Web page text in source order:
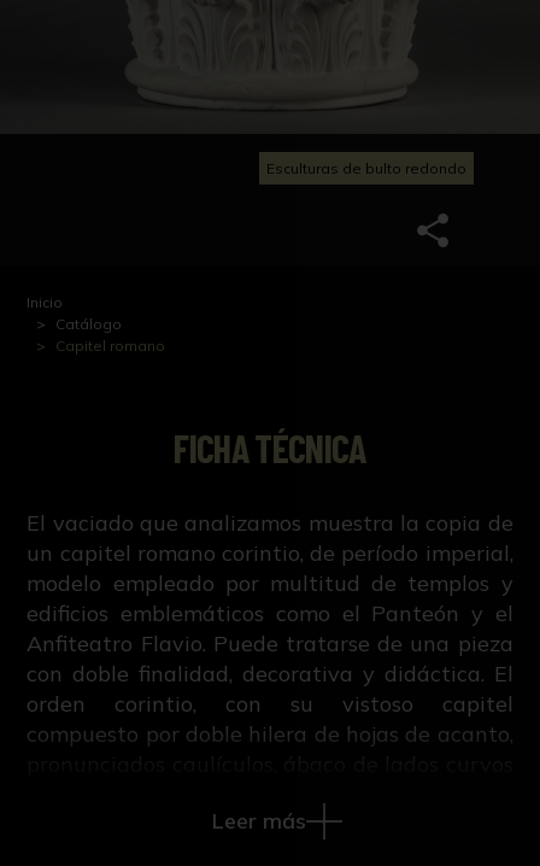
Esculturas de bulto redondo
Inicio
Catálogo
Capitel romano
FICHA TÉCNICA
El vaciado que analizamos muestra la copia de
un capitel romano corintio, de período imperial,
modelo empleado por multitud de templos y
edificios emblemáticos como el Panteón y el
Anfiteatro Flavio. Puede tratarse de una pieza
con doble finalidad, decorativa y didáctica. El
orden corintio, con su vistoso capitel
compuesto por doble hilera de hojas de acanto,
civilización romana, tanto en época
Leer más